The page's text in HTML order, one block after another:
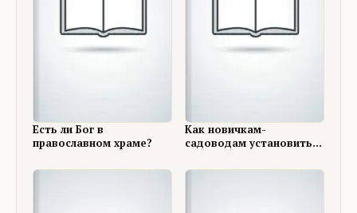
Есть ли Бог в
православном храме?
Как новичкам-
садоводам установить
соседями